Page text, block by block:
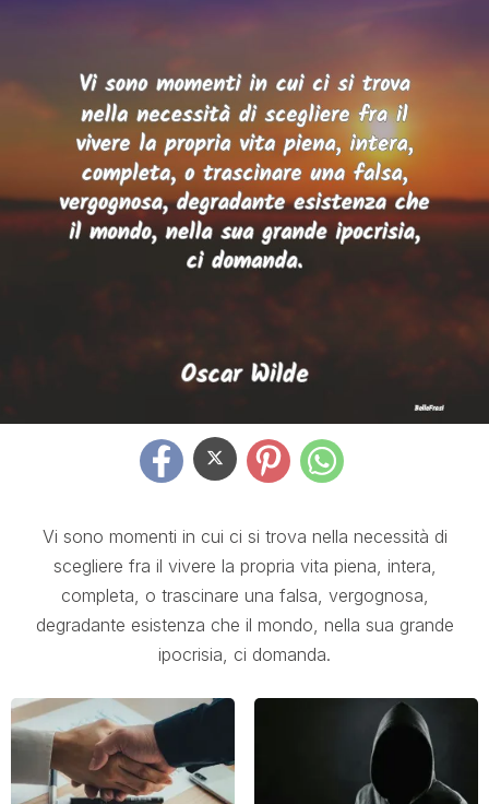
Vi sono momenti in cui ci si trova nella necessità di
scegliere fra il vivere la propria vita piena, intera,
completa, o trascinare una falsa, vergognosa,
degradante esistenza che il mondo, nella sua grande
ipocrisia, ci domanda.